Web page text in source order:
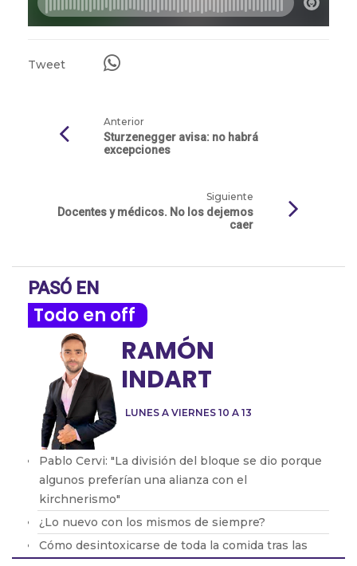
Tweet
Anterior
Sturzenegger avisa: no habrá
excepciones
Siguiente
Docentes y médicos. No los dejemos
caer
PASÓ EN
Todo en off
LUNES A VIERNES 10 A 13
RAMÓN
INDART
Pablo Cervi: "La división del bloque se dio porque
algunos preferían una alianza con el
kirchnerismo"
¿Lo nuevo con los mismos de siempre?
Cómo desintoxicarse de toda la comida tras las